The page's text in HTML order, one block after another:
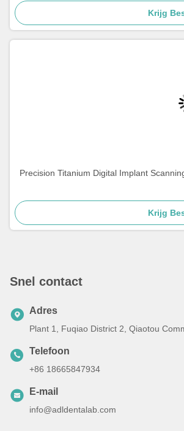
Krijg
Precision Titanium Digital Implant
Krijg
Snel contact
Adres
Plant 1, Fuqiao District 2, Qiaotou
Telefoon
+86 18665847934
E-mail
info@adldentalab.com